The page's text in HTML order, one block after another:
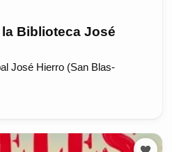
Biblioteca José
José Hierro (San Blas-